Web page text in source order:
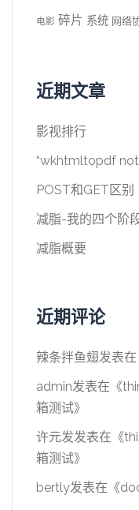
电影 碎片 系统 网络
近期文章
影视排行
“wkhtmltopdf
POST和GET区别
减脂-我的四个阶
减脂概要
近期评论
辣条拌鱼翅发表
admin发表在《
箱测试》
许元发发表在《
箱测试》
bertly发表在《